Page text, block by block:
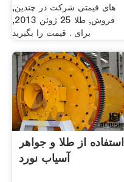
های قیمتی شرکت در چندین,
فروش, طلا 25 ژوئن 2013,
برای . قیمت را بگیرید
استفاده از طلا و جواهر
آسیاب نورد